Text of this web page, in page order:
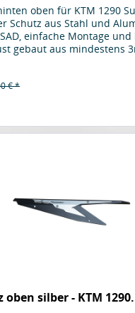
oben für KTM 1290
Schutz aus Stahl und
einfache Montage
gebaut aus mindestens
€ *
silber - KTM